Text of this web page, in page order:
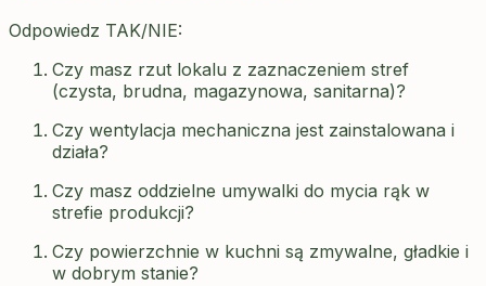
Odpowiedz TAK/NIE:
Czy masz rzut lokalu z zaznaczeniem stref
(czysta, brudna, magazynowa, sanitarna)?
Czy wentylacja mechaniczna jest zainstalowana i
działa?
Czy masz oddzielne umywalki do mycia rąk w
strefie produkcji?
Czy powierzchnie w kuchni są zmywalne, gładkie i
w dobrym stanie?